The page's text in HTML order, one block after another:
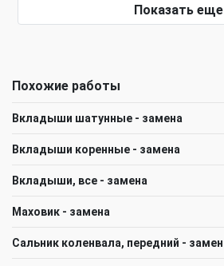
Показать еще
Похожие работы
Вкладыши шатунные - замена
Вкладыши коренные - замена
Вкладыши, все - замена
Маховик - замена
Сальник коленвала, передний -